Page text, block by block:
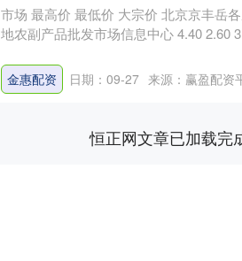
市场 最高价 最低价 大宗价 北京京丰岳
地农副产品批发市场信息中心 4.40 2.60
金惠配资 日期：09-27 来源：赢盈配资
恒正网文章已加载完